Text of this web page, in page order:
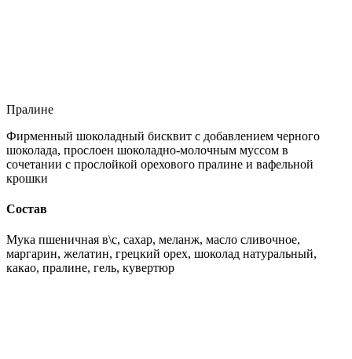
Пралине
Фирменный шоколадный бисквит с добавлением черного
шоколада, прослоен шоколадно-молочным муссом в
сочетании с прослойкой орехового пралине и вафельной
крошки
Состав
Мука пшеничная в\с, сахар, меланж, масло сливочное,
маргарин, желатин, грецкий орех, шоколад натуральный,
какао, пралине, гель, кувертюр